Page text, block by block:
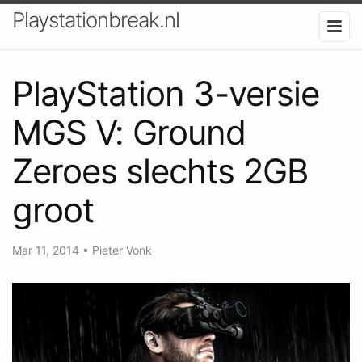
Playstationbreak.nl
PlayStation 3-versie
MGS V: Ground
Zeroes slechts 2GB
groot
Mar 11, 2014 • Pieter Vonk